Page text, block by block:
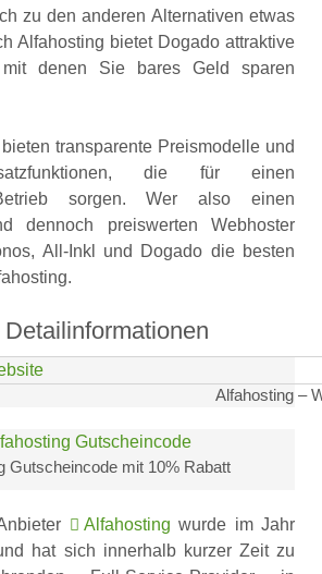
zu den anderen Alternativen etwas
Alfahosting bietet Dogado attraktive
mit denen Sie bares Geld sparen
transparente Preismodelle und
die für einen
sorgen. Wer also einen
dennoch preiswerten Webhoster
All-Inkl und Dogado die besten
Alfahosting –
Gutscheincode mit 10% Rabatt
Alfahosting wurde im Jahr
hat sich innerhalb kurzer Zeit zu